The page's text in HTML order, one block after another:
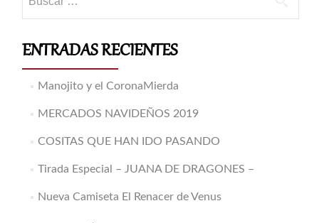
ENTRADAS RECIENTES
Manojito y el CoronaMierda
MERCADOS NAVIDEÑOS 2019
COSITAS QUE HAN IDO PASANDO
Tirada Especial – JUANA DE DRAGONES –
Nueva Camiseta El Renacer de Venus